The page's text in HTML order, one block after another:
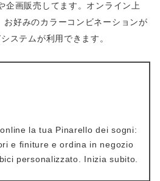
企画販売してます。オンライン上
お好みのカラーコンビネーションが
ステムが利用できます。
la tua Pinarello dei sogni:
e finiture e ordina in negozio
personalizzato. Inizia subito.